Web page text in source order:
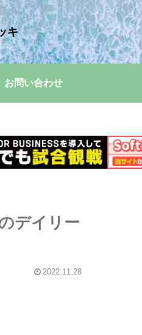
キ
お問い合わせ
デイリー
2022.11.28